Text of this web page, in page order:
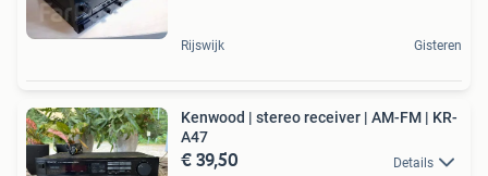
Rijswijk Gisteren
Kenwood | stereo receiver | AM-FM | KR-
A47
€ 39,50 Details